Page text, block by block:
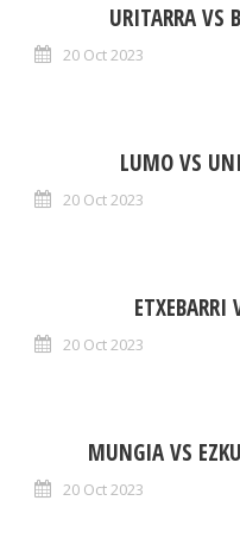
URITARRA VS
20 Oct 2023
LUMO VS
20 Oct 2023
20 Oct 2023
MUNGIA VS
20 Oct 2023